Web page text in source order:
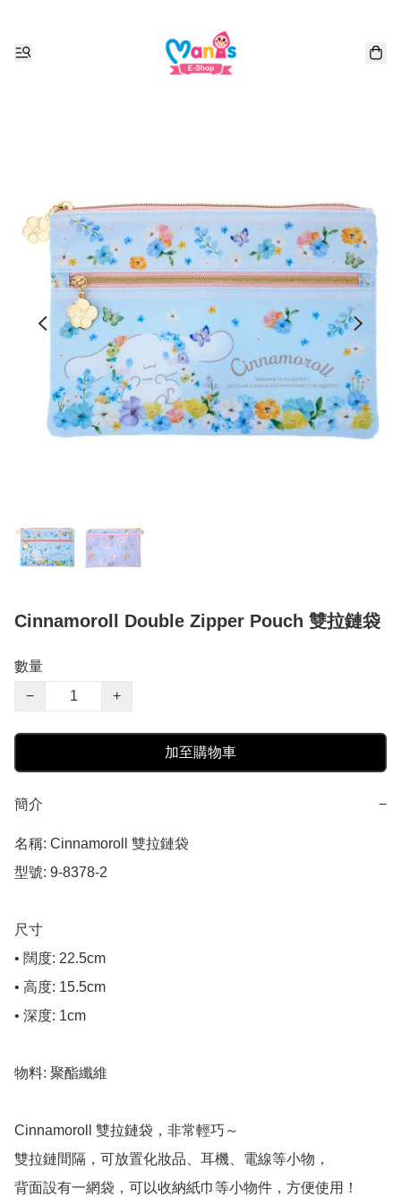
Cinnamoroll Double Zipper Pouch 雙拉鏈袋
數量
−
+
加至購物車
簡介 −
名稱: Cinnamoroll 雙拉鏈袋
型號: 9-8378-2
尺寸
• 闊度: 22.5cm
• 高度: 15.5cm
• 深度: 1cm
物料: 聚酯纖維
Cinnamoroll 雙拉鏈袋，非常輕巧～
雙拉鏈間隔，可放置化妝品、耳機、電線等小物，
背面設有一網袋，可以收納紙巾等小物件，方便使用！